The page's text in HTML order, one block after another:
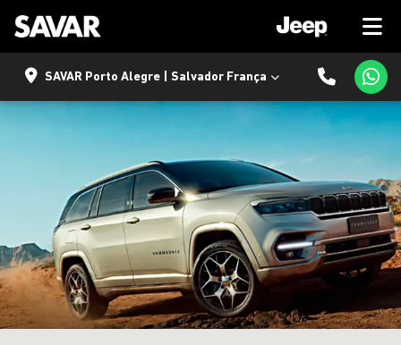
SAVAR Porto Alegre | Salvador França